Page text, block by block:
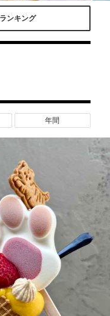
ンキング
年間